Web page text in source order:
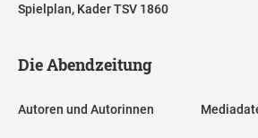
Spielplan, Kader TSV 1860
Die Abendzeitung
Autoren und Autorinnen